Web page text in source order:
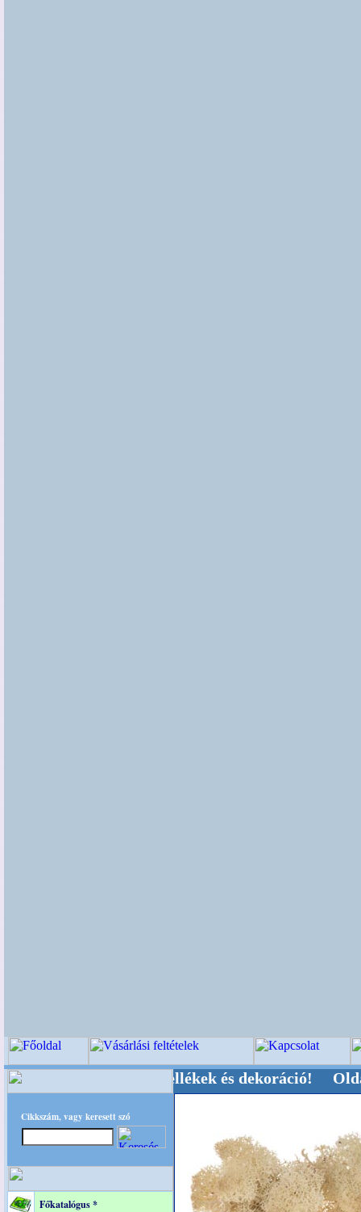
Cikkszám, vagy keresett szó
Főkatalógus *
Kegyeleti-kellékek és dekoráció!